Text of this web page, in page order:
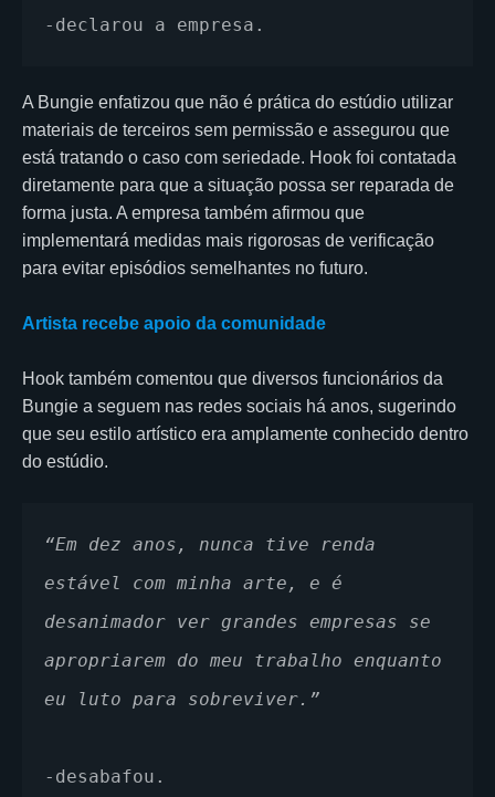
-declarou a empresa.
A Bungie enfatizou que não é prática do estúdio utilizar
materiais de terceiros sem permissão e assegurou que
está tratando o caso com seriedade. Hook foi contatada
diretamente para que a situação possa ser reparada de
forma justa. A empresa também afirmou que
implementará medidas mais rigorosas de verificação
para evitar episódios semelhantes no futuro.
Artista recebe apoio da comunidade
Hook também comentou que diversos funcionários da
Bungie a seguem nas redes sociais há anos, sugerindo
que seu estilo artístico era amplamente conhecido dentro
do estúdio.
“Em dez anos, nunca tive renda
estável com minha arte, e é
desanimador ver grandes empresas se
apropriarem do meu trabalho enquanto
eu luto para sobreviver.”
-desabafou.